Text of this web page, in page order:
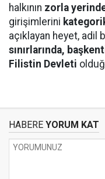
halkının zorla
girişimlerini
açıklayan heyet, adil
sınırlarında,
Filistin Devleti
HABERE YORUM KAT